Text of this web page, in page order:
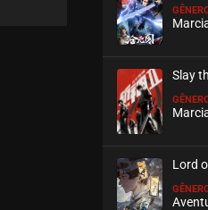
Slay
Lord